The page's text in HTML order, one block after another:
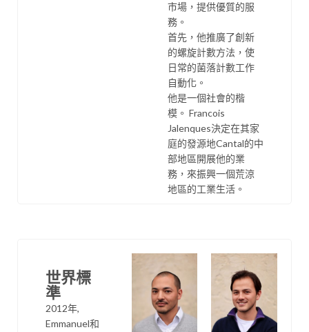
市場，提供優質的服
務。
首先，他推廣了創新
的螺旋計數方法，使
日常的菌落計數工作
自動化。
他是一個社會的楷
模。 Francois
Jalenques決定在其家
庭的發源地Cantal的中
部地區開展他的業
務，來振興一個荒涼
地區的工業生活。
世界標
準
2012年,
Emmanuel和